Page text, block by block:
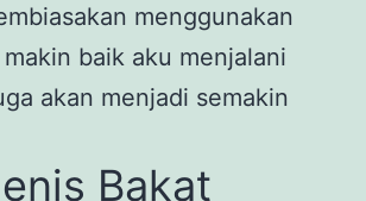
menggunakan
baik aku menjalani
akan menjadi semakin
Bakat